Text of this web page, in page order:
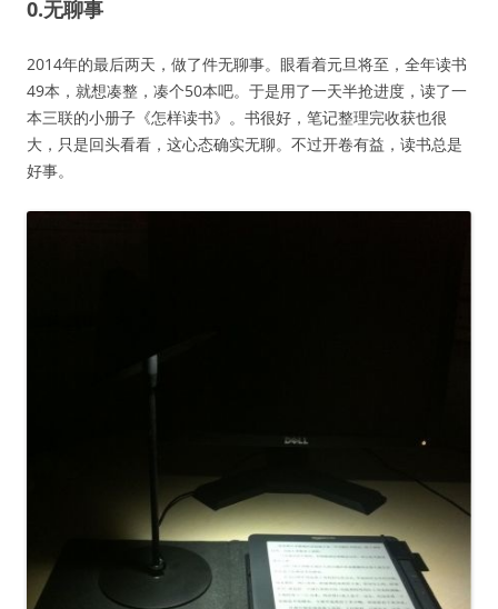
0.无聊事
2014年的最后两天，做了件无聊事。眼看着元旦将至，全年读书
49本，就想凑整，凑个50本吧。于是用了一天半抢进度，读了一
本三联的小册子《怎样读书》。书很好，笔记整理完收获也很
大，只是回头看看，这心态确实无聊。不过开卷有益，读书总是
好事。